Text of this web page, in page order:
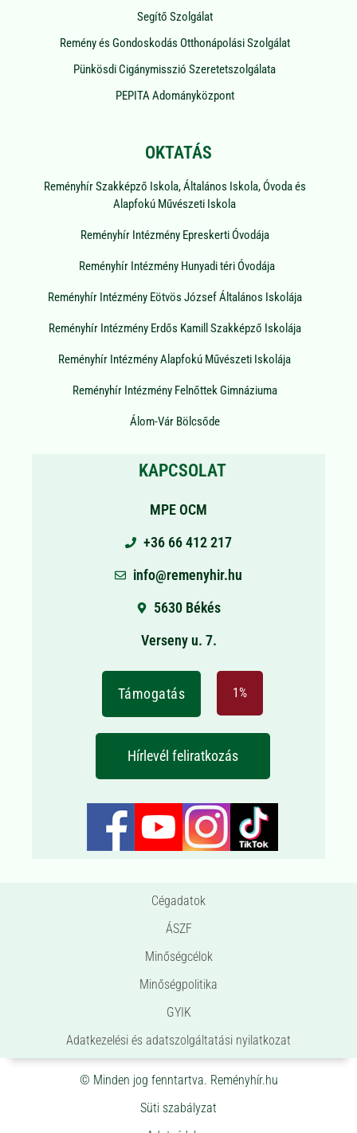
Segítő Szolgálat
Remény és Gondoskodás Otthonápolási Szolgálat
Pünkösdi Cigánymisszió Szeretetszolgálata
PEPITA Adományközpont
OKTATÁS
Reményhír Szakképző Iskola, Általános Iskola, Óvoda és
Alapfokú Művészeti Iskola
Reményhír Intézmény Epreskerti Óvodája
Reményhír Intézmény Hunyadi téri Óvodája
Reményhír Intézmény Eötvös József Általános Iskolája
Reményhír Intézmény Erdős Kamill Szakképző Iskolája
Reményhír Intézmény Alapfokú Művészeti Iskolája
Reményhír Intézmény Felnőttek Gimnáziuma
Álom-Vár Bölcsőde
KAPCSOLAT
MPE OCM
+36 66 412 217
info@remenyhir.hu
5630 Békés
Verseny u. 7.
Támogatás 1%
Hírlevél feliratkozás
Cégadatok
ÁSZF
Minőségcélok
Minőségpolitika
GYIK
Adatkezelési és adatszolgáltatási nyilatkozat
© Minden jog fenntartva. Reményhír.hu
Süti szabályzat